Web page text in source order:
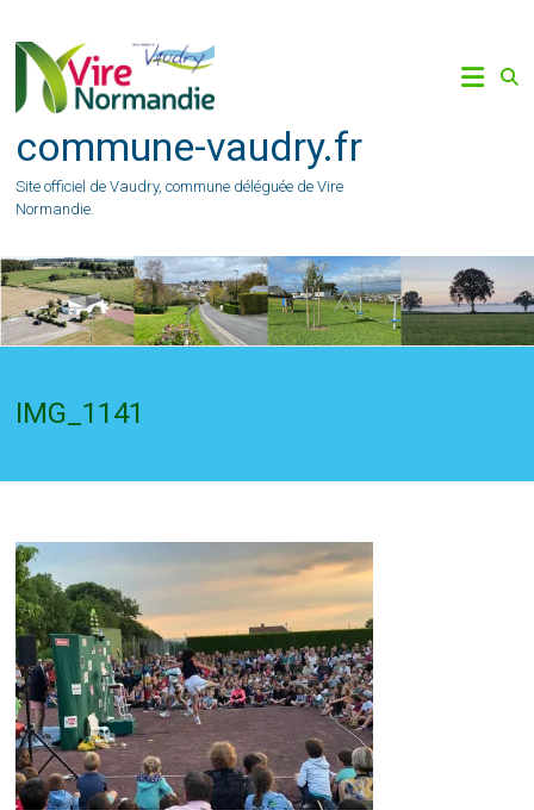
content
commune-vaudry.fr
Site officiel de Vaudry, commune déléguée de Vire
Normandie.
IMG_1141